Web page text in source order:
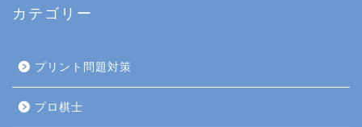
カテゴリー
プリント問題対策
プロ棋士